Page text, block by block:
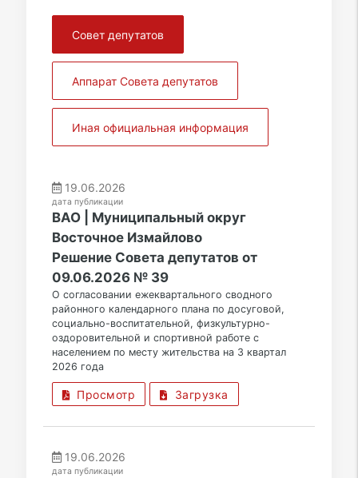
Совет депутатов
Аппарат Совета депутатов
Иная официальная информация
19.06.2026
дата публикации
ВАО | Муниципальный округ
Восточное Измайлово
Решение Совета депутатов от
09.06.2026 № 39
О согласовании ежеквартального сводного
районного календарного плана по досуговой,
социально-воспитательной, физкультурно-
оздоровительной и спортивной работе с
населением по месту жительства на 3 квартал
2026 года
Просмотр Загрузка
19.06.2026
дата публикации